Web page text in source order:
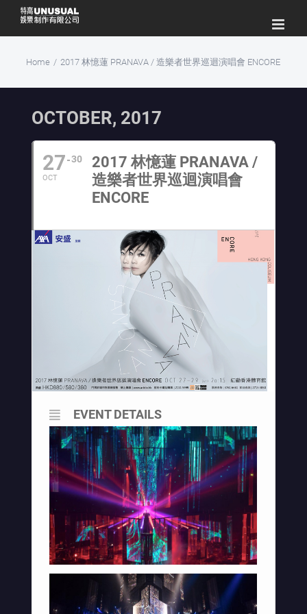
content
Home / 2017 林憶蓮 PRANAVA / 造樂者世界巡迴演唱會 ENCORE
OCTOBER, 2017
27
OCT
30
2017 林憶蓮 PRANAVA /
造樂者世界巡迴演唱會
ENCORE
EVENT DETAILS